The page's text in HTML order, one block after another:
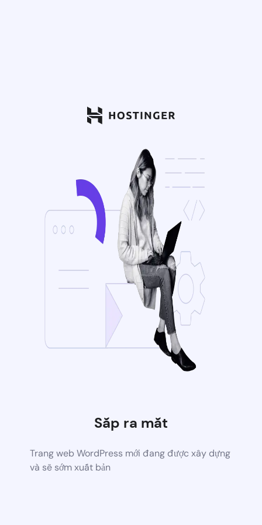
Sắp ra mắt
Trang web WordPress mới đang được xây dựng
và sẽ sớm xuất bản